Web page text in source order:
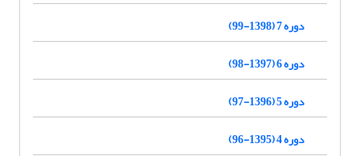
دوره 7 (1398-99)
دوره 6 (1397-98)
دوره 5 (1396-97)
دوره 4 (1395-96)